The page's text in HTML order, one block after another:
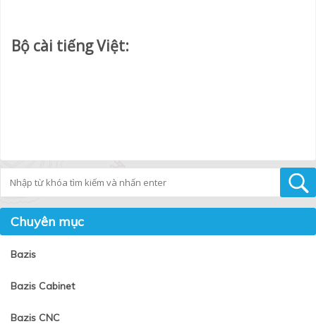
Bộ cài tiếng Việt:
Chuyên mục
Bazis
Bazis Cabinet
Bazis CNC